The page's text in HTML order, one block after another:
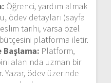
Öğrenci, yardım almak
ödev detayları (sayfa
tarihi, varsa özel
platforma iletir.
Başlama: Platform,
alanında uzman bir
Yazar, ödev üzerinde